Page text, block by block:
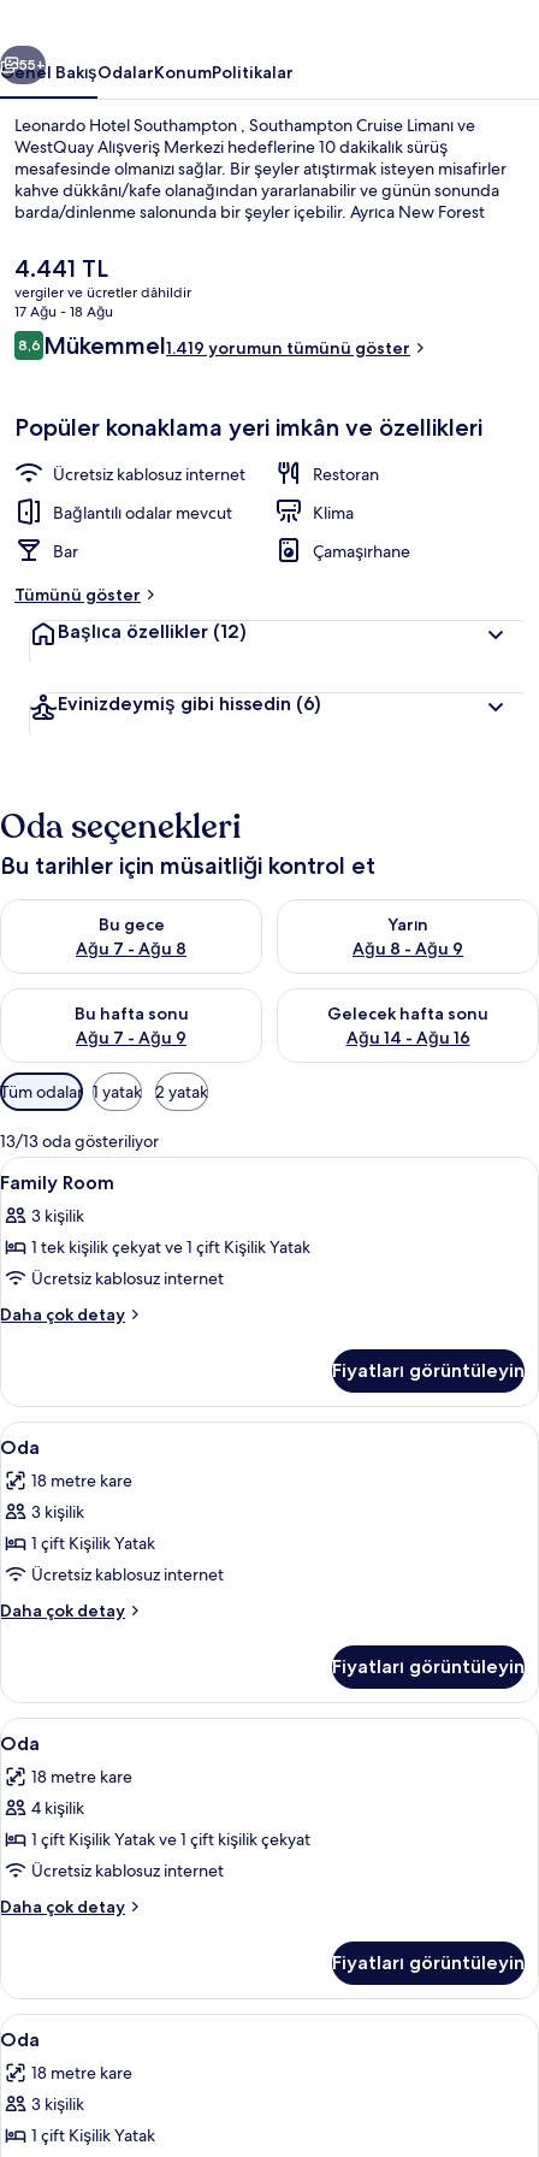
Sonraki
55+
Genel BakışOdalarKonumPolitikalar
Leonardo Hotel Southampton , Southampton Cruise Limanı ve
WestQuay Alışveriş Merkezi hedeflerine 10 dakikalık sürüş
mesafesinde olmanızı sağlar. Bir şeyler atıştırmak isteyen misafirler
kahve dükkânı/kafe olanağından yararlanabilir ve günün sonunda
barda/dinlenme salonunda bir şeyler içebilir. Ayrıca New Forest
World kısa bir sürüş mesafesindedir. Konforlu yataklar ve yardıma
hazır personel misafirlerden tam not alıyor.
Şu
anki
fiyat
4.441 TL
4.441 TL
vergiler ve ücretler dâhildir
17 Ağu - 18 Ağu
Yorumlar
8,68,6/10
Mükemmel1.419 yorumun tümünü göster
Popüler konaklama yeri imkân ve özellikleri
Ücretsiz kablosuz internet
Restoran
Bağlantılı odalar mevcut
Klima
Bar
Çamaşırhane
Tümünü göster
Başlıca özellikler (12)
Evinizdeymiş gibi hissedin (6)
Oda seçenekleri
Bu tarihler için müsaitliği kontrol et
Bu gece
Ağu 7 - Ağu 8
Bu gece için müsaitliği kontrol et Ağu 7 - Ağu 8
Yarın
Ağu 8 - Ağu 9
Yarın için müsaitliği kontrol
Bu hafta sonu
Ağu 7 - Ağu 9
Bu hafta sonu için müsaitliği kontrol et Ağu 7 - Ağu 9
Gelecek hafta sonu
Ağu 14 - Ağu 16
Önümüzdeki hafta sonu için
Odalar
için
mevcut
filtreler
Tüm odalar 1 yatak 2 yatak
13/13 oda gösteriliyor
Family
Room
için
tüm
fotoğrafları
görün
Anti alerjik yatak takımı, masa,
6
Family Room
3 kişilik
1 tek kişilik çekyat ve 1 çift Kişilik Yatak
Ücretsiz kablosuz internet
Daha çok detay
Family
fazla
detay
Fiyatları görüntüleyin
Oda
için
tüm
fotoğrafları
görün
Anti alerjik yatak takımı, masa,
7
Oda
18 metre kare
3 kişilik
1 çift Kişilik Yatak
Ücretsiz kablosuz internet
Daha çok detay
Oda
detay
Fiyatları görüntüleyin
Oda
için
tüm
fotoğrafları
görün
Anti alerjik yatak takımı, masa,
7
Oda
18 metre kare
4 kişilik
1 çift Kişilik Yatak ve 1 çift kişilik çekyat
Ücretsiz kablosuz internet
Daha çok detay
Oda
detay
Fiyatları görüntüleyin
Oda
için
tüm
fotoğrafları
görün
Oda | Anti alerjik yatak takımı, masa,
9
Oda
18 metre kare
3 kişilik
1 çift Kişilik Yatak